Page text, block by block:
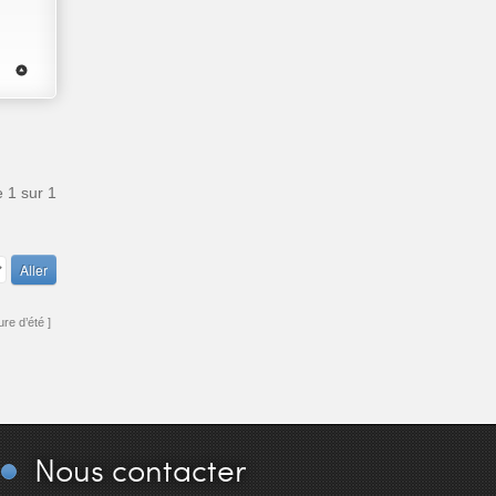
1 sur 1
d’été ]
Nous contacter